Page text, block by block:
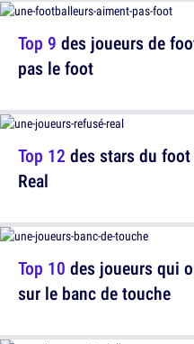
Top 12 des stars du
Real
Top 9 des joueurs de
pas le foot
Top 10 des joueurs qui
sur le banc de touche